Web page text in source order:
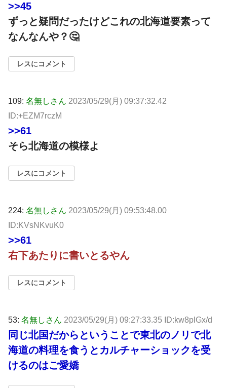
>>45
ずっと疑問だったけどこれの北海道要素って
なんなんや？🤔
レスにコメント
109: 名無しさん 2023/05/29(月) 09:37:32.42
ID:+EZM7rczM
>>61
そら北海道の模様よ
レスにコメント
224: 名無しさん 2023/05/29(月) 09:53:48.00
ID:KVsNKvuK0
>>61
右下あたりに書いとるやん
レスにコメント
53: 名無しさん 2023/05/29(月) 09:27:33.35 ID:kw8plGx/d
同じ北国だからということで東北のノリで北
海道の料理を食うとカルチャーショックを受
けるのはご愛嬌